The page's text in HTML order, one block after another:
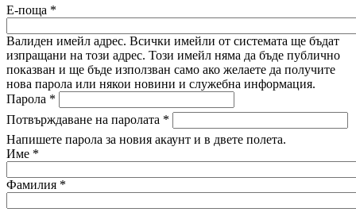
Е-поща *
Валиден имейл адрес. Всички имейли от системата ще бъдат
изпращани на този адрес. Този имейл няма да бъде публично
показван и ще бъде използван само ако желаете да получите
нова парола или някои новини и служебна информация.
Парола *
Потвърждаване на паролата *
Напишете парола за новия акаунт и в двете полета.
Име *
Фамилия *